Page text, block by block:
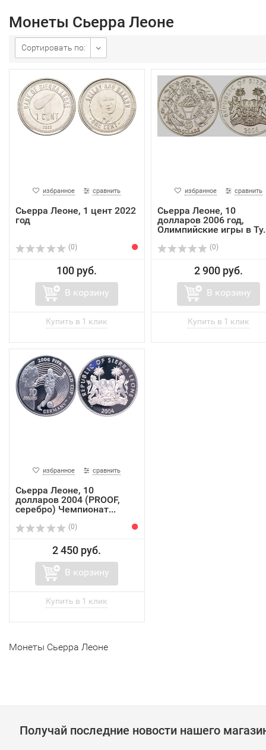
Монеты Сьерра Леоне
Сортировать по:
избранное сравнить
Сьерра Леоне, 1 цент 2022
год
(0)
100 руб.
В корзину
избранное сравнить
Сьерра Леоне, 10
долларов 2006 год,
Олимпийские игры в
(0)
2 900 руб.
В корзину
избранное сравнить
Сьерра Леоне, 10
долларов 2004 (PROOF,
серебро) Чемпионат...
(0)
2 450 руб.
В корзину
Монеты Сьерра Леоне
Получай последние новости нашего